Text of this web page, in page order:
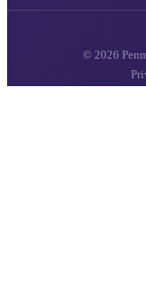
© 2026